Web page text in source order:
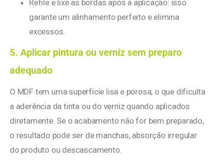
Refile e lixe as bordas após a aplicação: isso
garante um alinhamento perfeito e elimina
excessos.
5. Aplicar pintura ou verniz sem preparo
adequado
O MDF tem uma superfície lisa e porosa, o que dificulta
a aderência da tinta ou do verniz quando aplicados
diretamente. Se o acabamento não for bem preparado,
o resultado pode ser de manchas, absorção irregular
do produto ou descascamento.